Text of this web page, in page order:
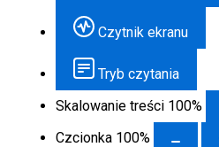
Czytnik ekranu
Tryb czytania
Skalowanie treści 100%
Czcionka 100%